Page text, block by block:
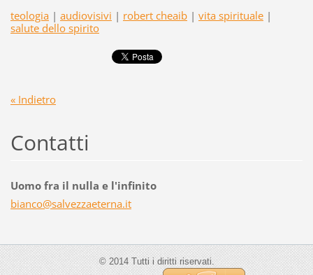
teologia | audiovisivi | robert cheaib | vita spirituale |
salute dello spirito
« Indietro
Contatti
Uomo fra il nulla e l'infinito
bianco@salvezzaeterna.it
© 2014 Tutti i diritti riservati.